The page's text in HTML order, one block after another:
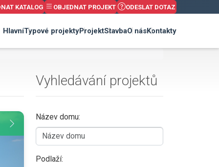
KATALOG OBJEDNAT PROJEKT ODESLAT DOTAZ
HlavníTypové projektyProjektStavbaO násKontakty
Vyhledávání projektů
Název domu:
Podlaží: